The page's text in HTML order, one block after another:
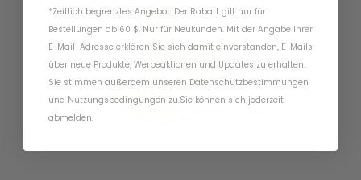
*Zeitlich begrenztes Angebot. Der Rabatt gilt nur für
Bestellungen ab 60 $. Nur für Neukunden. Mit der Angabe Ihrer
E-Mail-Adresse erklären Sie sich damit einverstanden, E-Mails
über neue Produkte, Werbeaktionen und Updates zu erhalten.
Sie stimmen außerdem unseren Datenschutzbestimmungen
und Nutzungsbedingungen zu.Sie können sich jederzeit
abmelden.